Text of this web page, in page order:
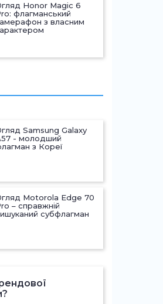
Honor Magic 6
флагманський
з власним
Samsung Galaxy
- молодший
з Кореї
Motorola Edge 70
– справжній
субфлагман